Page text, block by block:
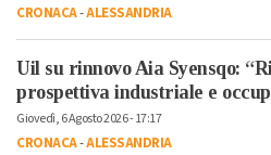
CRONACA-ALESSANDRIA
Uil su rinnovo Aia Syensqo:
prospettiva industriale e
Giovedì, 6 Agosto 2026 - 17:17
CRONACA-ALESSANDRIA